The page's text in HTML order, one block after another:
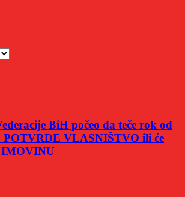
BiH počeo da teče rok od
POTVRDE VLASNIŠTVO ili će